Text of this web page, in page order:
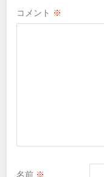
コメント ※
名前 ※